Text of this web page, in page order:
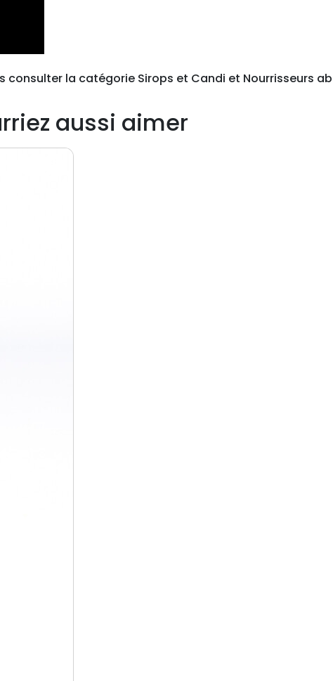
consulter la catégorie Sirops et Candi et Nourrisseurs
aussi aimer